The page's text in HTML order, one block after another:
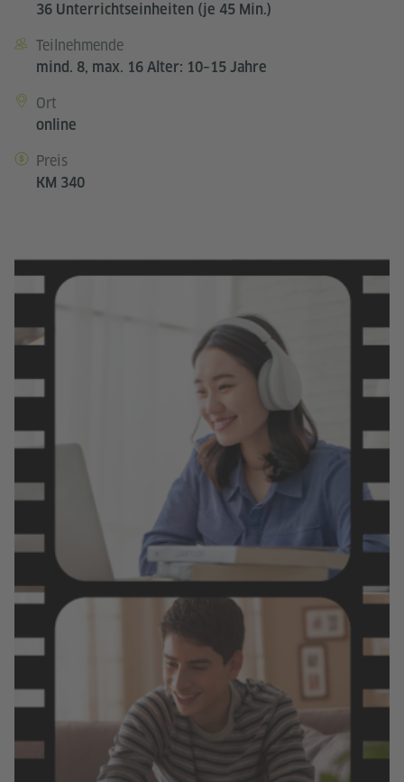
36 Unterrichtseinheiten (je 45 Min.)
Teilnehmende
mind. 8, max. 16 Alter: 10–15 Jahre
Ort
online
Preis
KM 340